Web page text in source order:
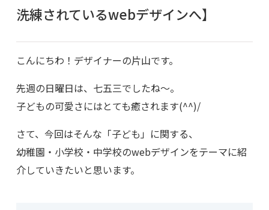
洗練されているwebデザインへ】
こんにちわ！デザイナーの片山です。
先週の日曜日は、七五三でしたね～。
子どもの可愛さにはとても癒されます(^^)/
さて、今回はそんな「子ども」に関する、
幼稚園・小学校・中学校のwebデザインをテーマに紹
介していきたいと思います。